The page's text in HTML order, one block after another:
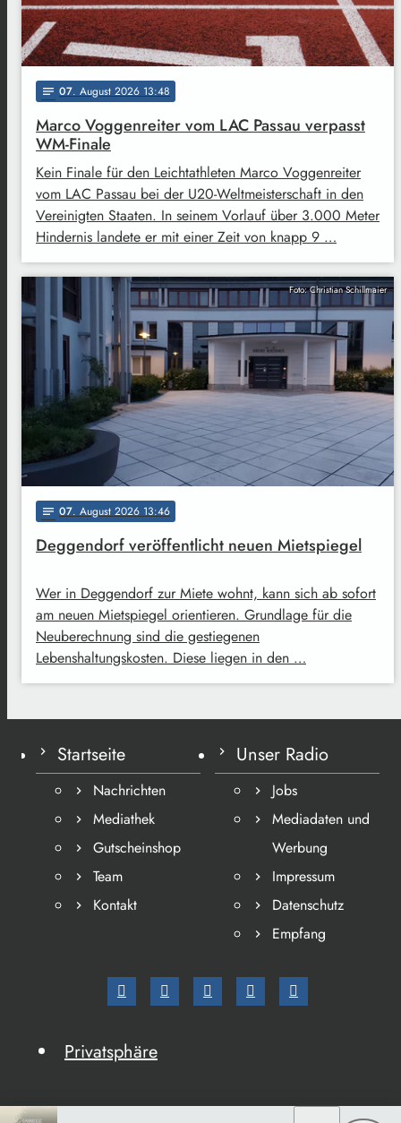
notes 07. August 2026 13:48
Marco Voggenreiter vom LAC Passau verpasst
WM-Finale
Kein Finale für den Leichtathleten Marco Voggenreiter
vom LAC Passau bei der U20-Weltmeisterschaft in den
Vereinigten Staaten. In seinem Vorlauf über 3.000 Meter
Hindernis landete er mit einer Zeit von knapp 9 …
Foto: Christian Schillmaier
notes 07. August 2026 13:46
Deggendorf veröffentlicht neuen Mietspiegel
Wer in Deggendorf zur Miete wohnt, kann sich ab sofort
am neuen Mietspiegel orientieren. Grundlage für die
Neuberechnung sind die gestiegenen
Lebenshaltungskosten. Diese liegen in den …
Startseite
Nachrichten
Mediathek
Gutscheinshop
Team
Kontakt
Unser Radio
Jobs
Mediadaten und
Werbung
Impressum
Datenschutz
Empfang
Privatsphäre